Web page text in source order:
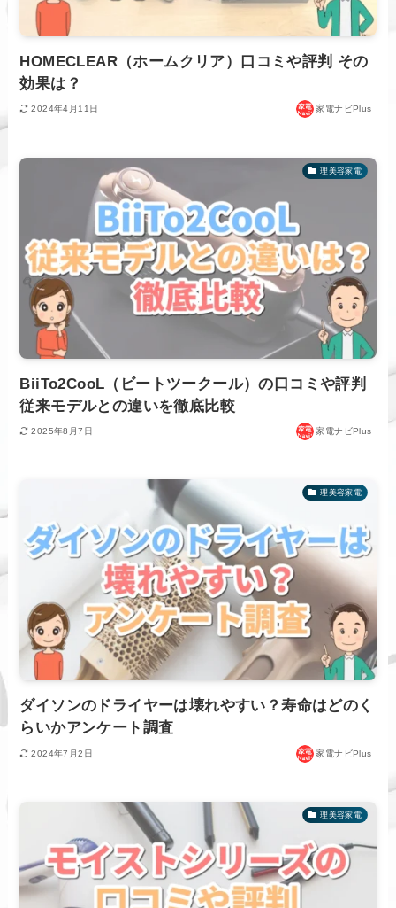
HOMECLEAR（ホームクリア）口コミや評判 その
効果は？
2024年4月11日 家電ナビPlus
理美容家電
BiiTo2CooL（ビートツークール）の口コミや評判
従来モデルとの違いを徹底比較
2025年8月7日 家電ナビPlus
理美容家電
ダイソンのドライヤーは壊れやすい？寿命はどのく
らいかアンケート調査
2024年7月2日 家電ナビPlus
理美容家電